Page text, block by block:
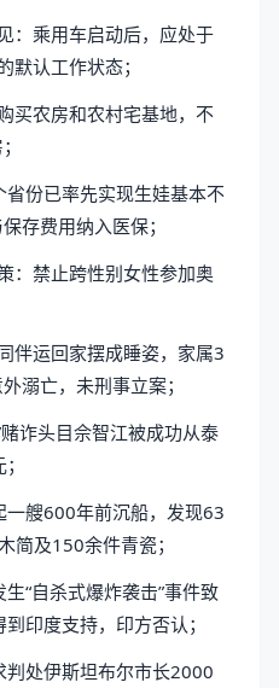
：乘用车启动后，应处于
默认工作状态；
买农房和农村宅基地，不
份已率先实现生娃基本不
存费用纳入医保；
：禁止跨性别女性参加奥
伴运回家摆成睡姿，家属3
溺亡，未刑事立案；
诈头目佘智江被成功从泰
艘600年前沉船，发现63
简及150余件青瓷；
“自杀式爆炸袭击”事件致
印度支持，印方否认；
处伊斯坦布尔市长2000